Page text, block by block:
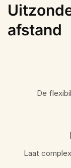
afstand
De
Laat